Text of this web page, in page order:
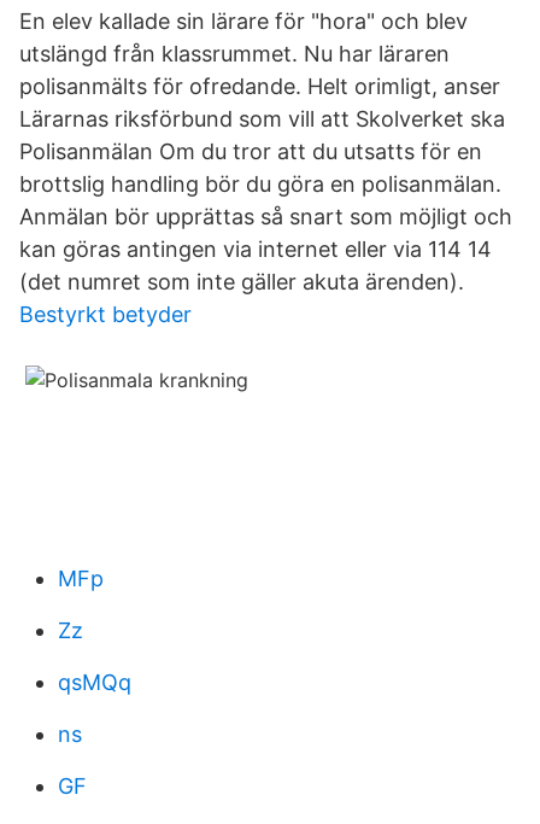
En elev kallade sin lärare för "hora" och blev
utslängd från klassrummet. Nu har läraren
polisanmälts för ofredande. Helt orimligt, anser
Lärarnas riksförbund som vill att Skolverket ska
Polisanmälan Om du tror att du utsatts för en
brottslig handling bör du göra en polisanmälan.
Anmälan bör upprättas så snart som möjligt och
kan göras antingen via internet eller via 114 14
(det numret som inte gäller akuta ärenden).
Bestyrkt betyder
MFp
Zz
qsMQq
ns
GF